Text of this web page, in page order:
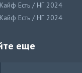
Есть / НГ 2024
Есть / НГ 2024
еще